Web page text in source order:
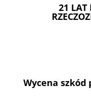
21 LAT
Wycena szkód